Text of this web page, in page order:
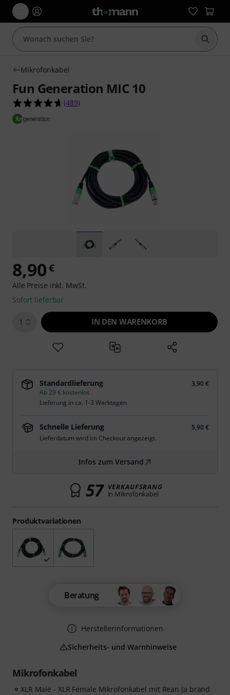
Suche
Mikrofonkabel
Fun Generation MIC 10
4.7 von 5 Sternen aus 489 Kundenbewertungen
(489)
Mikrofonkabel
XLR Male - XLR Female Mikrofonkabel mit Rean (a brand
Produktvariationen
8,90€
Alle Preise inkl. MwSt.
Sofort lieferbar
1 IN DEN WARENKORB
Standardlieferung
3,90 €
Ab 29 € kostenlos
Lieferung in ca. 1-3 Werktagen
Schnelle Lieferung
5,90 €
Lieferdatum wird im Checkout angezeigt.
Infos zum Versand
57 VERKAUFSRANG
in Mikrofonkabel
Beratung
Herstellerinformationen
Sicherheits- und Warnhinweise